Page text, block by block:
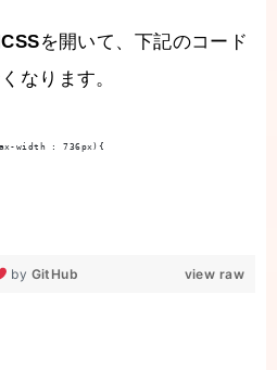
を開いて、下記のコード
なります。
width : 736px){
view raw
by GitHub